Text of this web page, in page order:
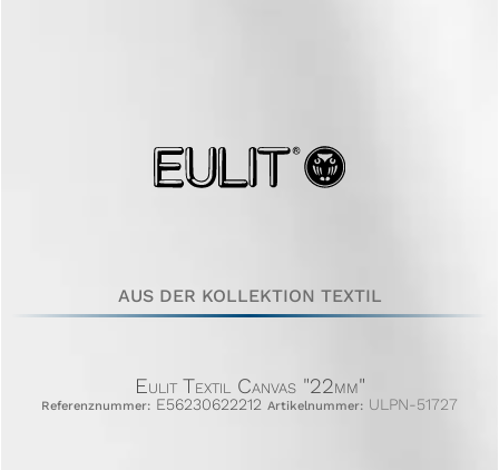
AUS DER KOLLEKTION TEXTIL
Eulit Textil Canvas "22mm"
Referenznummer: E56230622212 Artikelnummer: ULPN-51727